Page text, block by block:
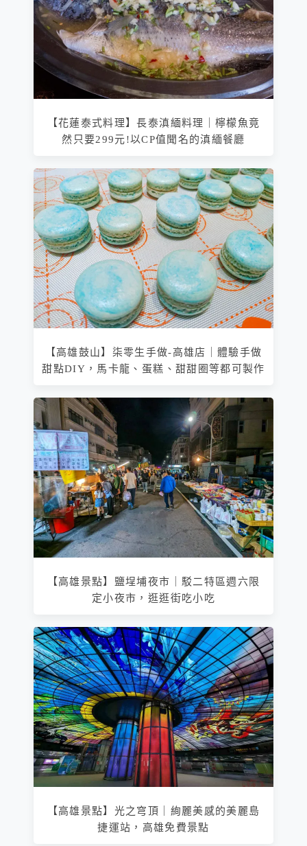
【花蓮泰式料理】長泰滇緬料理｜檸檬魚竟
然只要299元!以CP值聞名的滇緬餐廳
【高雄鼓山】柒零生手做-高雄店｜體驗手做
甜點DIY，馬卡龍、蛋糕、甜甜圈等都可製作
【高雄景點】鹽埕埔夜市｜駁二特區週六限
定小夜市，逛逛街吃小吃
【高雄景點】光之穹頂｜絢麗美感的美麗島
捷運站，高雄免費景點